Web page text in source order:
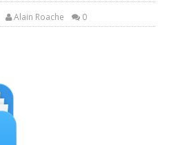
Alain Roache 0